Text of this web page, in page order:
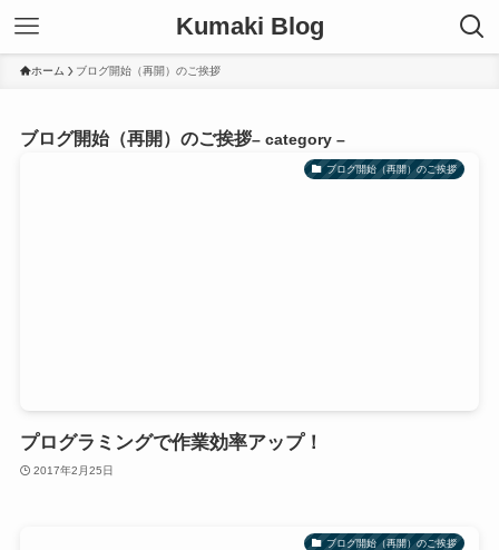
Kumaki Blog
ホーム ブログ開始（再開）のご挨拶
ブログ開始（再開）のご挨拶– category –
ブログ開始（再開）のご挨拶
プログラミングで作業効率アップ！
2017年2月25日
ブログ開始（再開）のご挨拶